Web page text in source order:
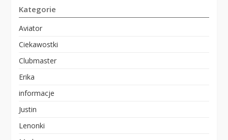
Kategorie
Aviator
Ciekawostki
Clubmaster
Erika
informacje
Justin
Lenonki